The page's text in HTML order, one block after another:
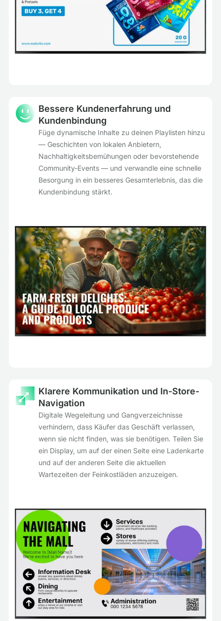
Bessere Kundenerfahrung und
Kundenbindung
Füge dynamische Inhalte zu deinen Playlisten hinzu
— Geschichten von lokalen Anbietern,
Nachhaltigkeitsbemühungen oder bevorstehende
Community-Events — und verwandle eine schnelle
Besorgung in ein besseres Gesamterlebnis, das die
Kundenbindung stärkt.
Klarere Kommunikation und In-Store-
Navigation
Digitale Wegeleitung und Gangverzeichnisse
verhindern, dass Käufer das Geschäft verlassen,
wenn sie nicht finden, was sie benötigen. Teilen Sie
ein Display, um auf der einen Seite eine Ladenkarte
und auf der anderen Seite die aktuellen
Wartezeiten der Feinkostläden anzuzeigen.